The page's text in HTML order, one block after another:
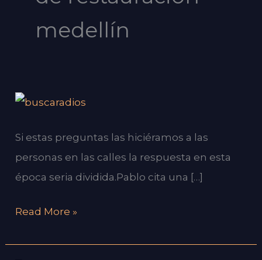
medellín
Si estas preguntas las hiciéramos a las
personas en las calles la respuesta en esta
época seria dividida.Pablo cita una […]
¿Es
buscar
a
Dios?
Read More »